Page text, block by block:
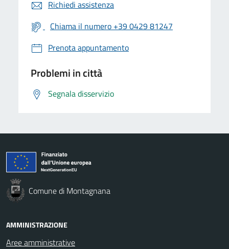
Richiedi assistenza
Chiama il numero +39 0429 81247
Prenota appuntamento
Problemi in città
Segnala disservizio
Comune di Montagnana
AMMINISTRAZIONE
Aree amministrative